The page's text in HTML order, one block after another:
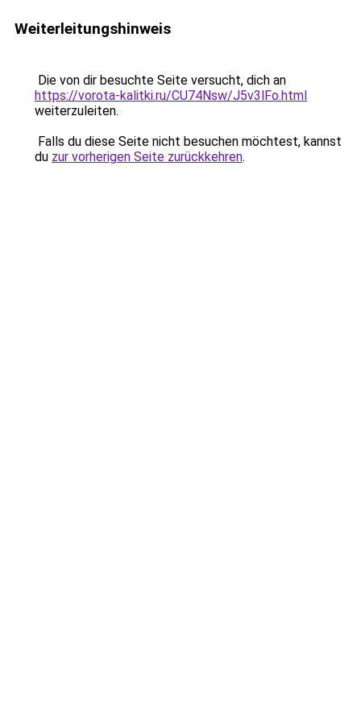
Weiterleitungshinweis
Die von dir besuchte Seite versucht, dich an
https://vorota-kalitki.ru/CU74Nsw/J5v3lFo.html
weiterzuleiten.
Falls du diese Seite nicht besuchen möchtest, kannst
du zur vorherigen Seite zurückkehren.